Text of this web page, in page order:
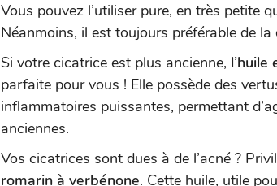
Vous pouvez l’utiliser pure, en très petite
Néanmoins, il est toujours préférable de
Si votre cicatrice est plus ancienne, l’huile
parfaite pour vous ! Elle possède des
inflammatoires puissantes, permettant
anciennes.
Vos cicatrices sont dues à de l’acné ?
romarin à verbénone. Cette huile, utile